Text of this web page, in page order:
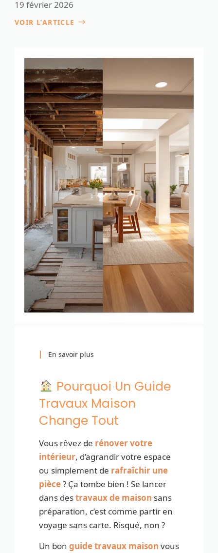
19 février 2026
VOIR L’ARTICLE
En savoir plus
Pourquoi Un Guide
Travaux Maison
Change Tout
Vous rêvez de rénover votre
intérieur, d’agrandir votre espace
ou simplement de rafraîchir une
pièce? Ça tombe bien ! Se lancer
dans destravaux de maison sans
préparation, c’est comme partir en
voyage sans carte. Risqué, non ?
Un bon guide travaux maison vous